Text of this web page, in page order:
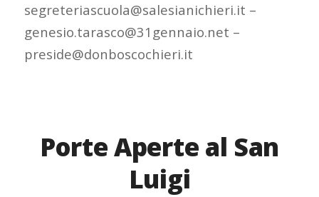
segreteriascuola@salesianichieri.it –
genesio.tarasco@31gennaio.net –
preside@donboscochieri.it
Porte Aperte al San
Luigi